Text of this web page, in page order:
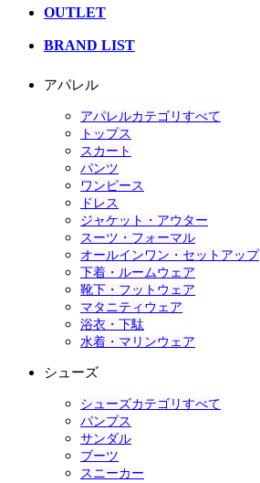
OUTLET
BRAND LIST
アパレル
アパレルカテゴリすべて
トップス
スカート
パンツ
ワンピース
ドレス
ジャケット・アウター
スーツ・フォーマル
オールインワン・セットアップ
下着・ルームウェア
靴下・フットウェア
マタニティウェア
浴衣・下駄
水着・マリンウェア
シューズ
シューズカテゴリすべて
パンプス
サンダル
ブーツ
スニーカー